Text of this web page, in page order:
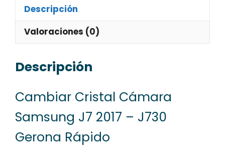
Descripción
Valoraciones (0)
Descripción
Cambiar Cristal Cámara
Samsung J7 2017 – J730
Gerona Rápido